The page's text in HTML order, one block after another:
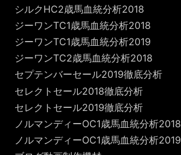
シルクHC2歳馬血統分析2018
ジーワンTC1歳馬血統分析2018
ジーワンTC1歳馬血統分析2019
ジーワンTC2歳馬血統分析2018
セプテンバーセール2019徹底分析
セレクトセール2018徹底分析
セレクトセール2019徹底分析
ノルマンディーOC1歳馬血統分析2018
ノルマンディーOC1歳馬血統分析2019